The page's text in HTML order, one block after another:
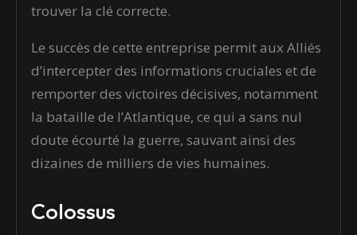
trouver la clé correcte.
Le succès de cette entreprise permit aux Alliés
d’intercepter des informations cruciales et de
remporter des victoires décisives, notamment
la bataille de l’Atlantique, ce qui a sans nul
doute écourté la guerre, sauvant ainsi des
dizaines de milliers de vies humaines.
Colossus